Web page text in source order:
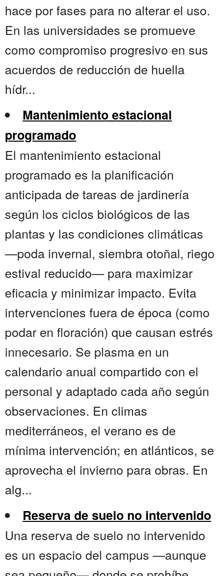
hace por fases para no alterar el uso.
En las universidades se promueve
como compromiso progresivo en sus
acuerdos de reducción de huella
hídr...
Mantenimiento estacional
programado
El mantenimiento estacional
programado es la planificación
anticipada de tareas de jardinería
según los ciclos biológicos de las
plantas y las condiciones climáticas
—poda invernal, siembra otoñal, riego
estival reducido— para maximizar
eficacia y minimizar impacto. Evita
intervenciones fuera de época (como
podar en floración) que causan estrés
innecesario. Se plasma en un
calendario anual compartido con el
personal y adaptado cada año según
observaciones. En climas
mediterráneos, el verano es de
mínima intervención; en atlánticos, se
aprovecha el invierno para obras. En
alg...
Reserva de suelo no intervenido
Una reserva de suelo no intervenido
es un espacio del campus —aunque